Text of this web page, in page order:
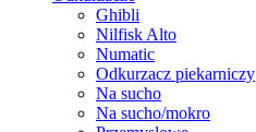
Ghibli
Nilfisk Alto
Numatic
Odkurzacz piekarniczy
Na sucho
Na sucho/mokro